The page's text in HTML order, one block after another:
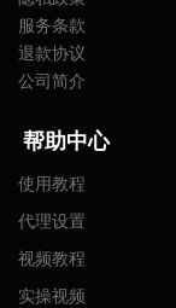
服务条款
退款协议
公司简介
帮助中心
使用教程
代理设置
视频教程
实操视频